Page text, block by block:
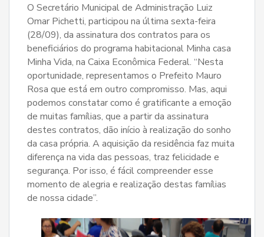
O Secretário Municipal de Administração Luiz
Omar Pichetti, participou na última sexta-feira
(28/09), da assinatura dos contratos para os
beneficiários do programa habitacional Minha casa
Minha Vida, na Caixa Econômica Federal. “Nesta
oportunidade, representamos o Prefeito Mauro
Rosa que está em outro compromisso. Mas, aqui
podemos constatar como é gratificante a emoção
de muitas famílias, que a partir da assinatura
destes contratos, dão início à realização do sonho
da casa própria. A aquisição da residência faz muita
diferença na vida das pessoas, traz felicidade e
segurança. Por isso, é fácil compreender esse
momento de alegria e realização destas famílias
de nossa cidade”.